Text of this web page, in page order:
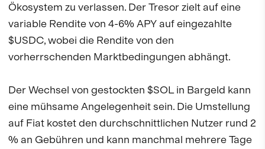
Ökosystem zu verlassen. Der Tresor zielt auf eine
variable Rendite von 4-6% APY auf eingezahlte
$USDC, wobei die Rendite von den
vorherrschenden Marktbedingungen abhängt.
Der Wechsel von gestockten $SOL in Bargeld kann
eine mühsame Angelegenheit sein. Die Umstellung
auf Fiat kostet den durchschnittlichen Nutzer rund 2
% an Gebühren und kann manchmal mehrere Tage